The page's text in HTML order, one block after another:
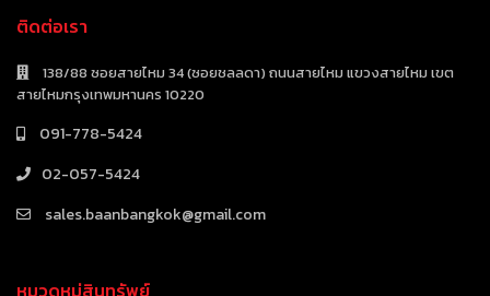
ติดต่อเรา
138/88 ซอยสายไหม 34 (ซอยชลลดา) ถนนสายไหม แขวงสายไหม เขต
สายไหมกรุงเทพมหานคร 10220
091-778-5424
02-057-5424
sales.baanbangkok@gmail.com
หมวดหมู่สินทรัพย์